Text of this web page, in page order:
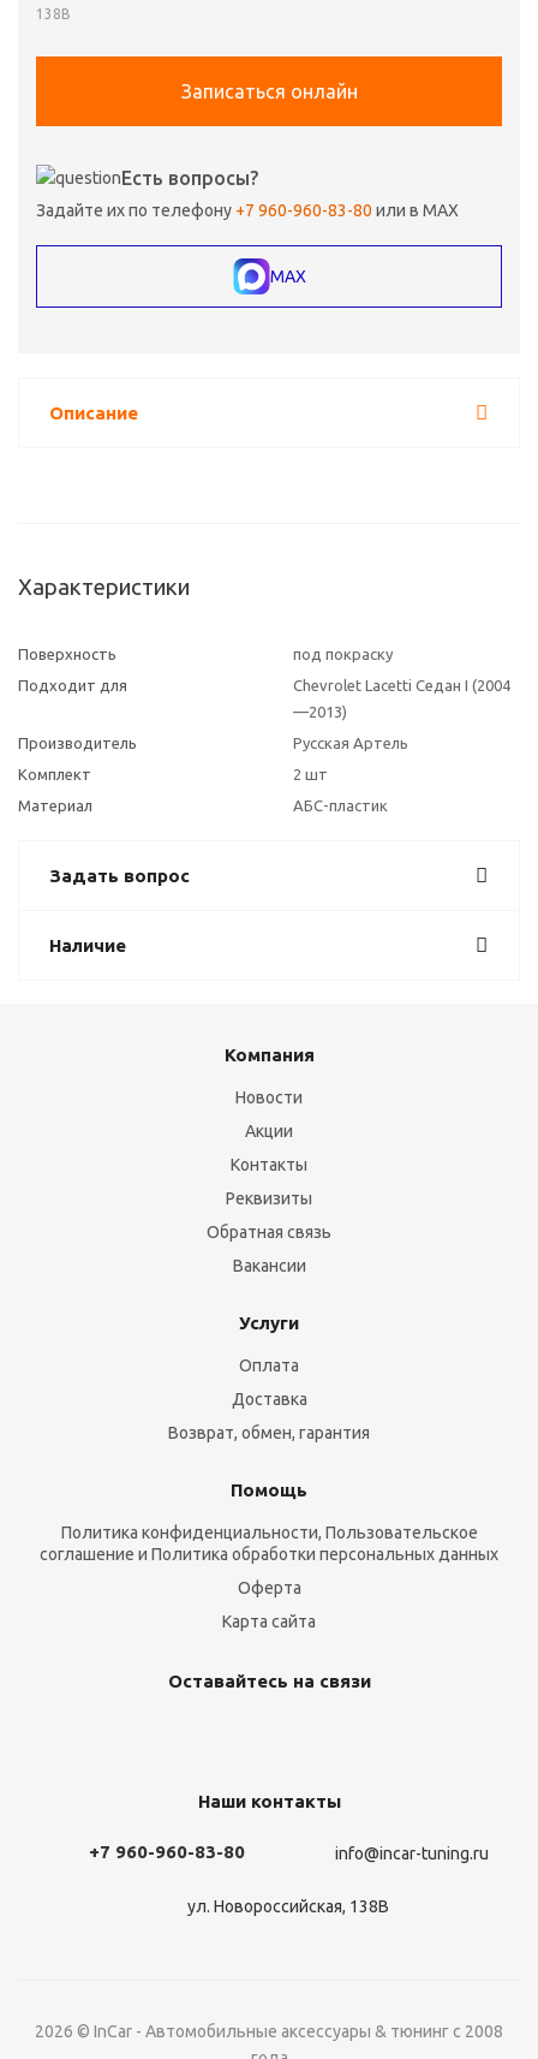
138В
Записаться онлайн
Есть вопросы?
Задайте их по телефону +7 960-960-83-80 или в MAX
MAX
Описание
Характеристики
Поверхность
под покраску
Подходит для
Chevrolet Lacetti Седан I (2004
—2013)
Производитель
Русская Артель
Комплект
2 шт
Материал
АБС-пластик
Задать вопрос
Наличие
Компания
Новости
Акции
Контакты
Реквизиты
Обратная связь
Вакансии
Услуги
Оплата
Доставка
Возврат, обмен, гарантия
Помощь
Политика конфиденциальности, Пользовательское
соглашение и Политика обработки персональных данных
Оферта
Карта сайта
Оставайтесь на связи
Наши контакты
+7 960-960-83-80 info@incar-tuning.ru
ул. Новороссийская, 138В
2026 © InCar - Автомобильные аксессуары & тюнинг с 2008